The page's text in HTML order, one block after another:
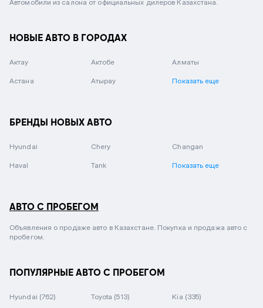
Автомобили из салона от официальных дилеров Казахстана.
НОВЫЕ АВТО В ГОРОДАХ
Актау Актобе Алматы
Астана Атырау Показать еще
БРЕНДЫ НОВЫХ АВТО
Hyundai Chery Changan
Haval Tank Показать еще
АВТО С ПРОБЕГОМ
Объявления о продаже авто в Казахстане. Покупка и продажа авто с
пробегом.
ПОПУЛЯРНЫЕ АВТО С ПРОБЕГОМ
Hyundai (762) Toyota (513) Kia (335)